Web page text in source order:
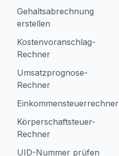
Gehaltsabrechnung
erstellen
Kostenvoranschlag-
Rechner
Umsatzprognose-
Rechner
Einkommensteuerrechner
Körperschaftsteuer-
Rechner
UID-Nummer prüfen